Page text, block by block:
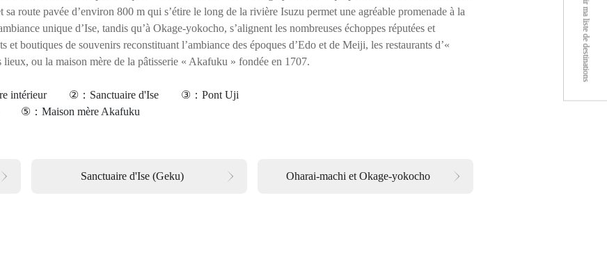
Voir ma liste de destinations
route pavée d’environ 800 m qui s’étire le long de la rivière Isuzu permet une agréable promenade à la
unique d’Ise, tandis qu’à Okage-yokocho, s’alignent les nombreuses échoppes réputées et
et boutiques de souvenirs reconstituant l’ambiance des époques d’Edo et de Meiji, les restaurants d’«
lieux, ou la maison mère de la pâtisserie « Akafuku » fondée en 1707.
intérieur　　②：Sanctuaire d'Ise　　③：Pont Uji
⑤：Maison mère Akafuku
Sanctuaire d'Ise (Geku) Oharai-machi et Okage-yokocho